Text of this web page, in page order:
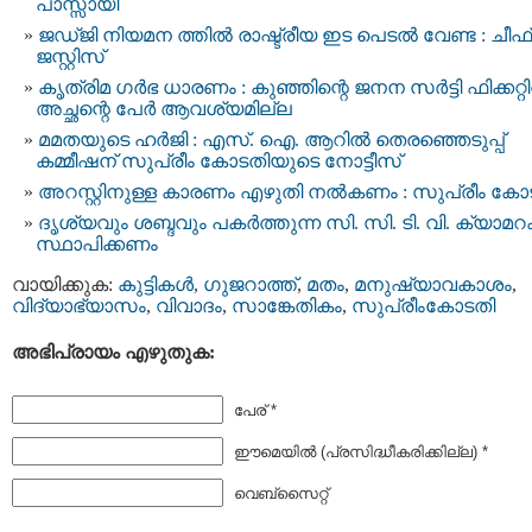
പാസ്സായി
ജഡ്ജി നിയമന ത്തില്‍ രാഷ്ട്രീയ ഇട പെടല്‍ വേണ്ട : ചീഫ്
ജസ്റ്റിസ്
കൃത്രിമ ഗര്‍ഭ ധാരണം : കുഞ്ഞിന്റെ ജനന സര്‍ട്ടി
അച്ഛന്റെ പേര്‍ ആവശ്യമില്ല
മമതയുടെ ഹർജി : എസ്. ഐ. ആറില്‍ തെരഞ്ഞെടുപ്പ്‌
കമ്മീഷന്‌ സുപ്രീം കോടതിയുടെ നോട്ടീസ്‌
അറസ്റ്റിനുള്ള കാരണം എഴുതി നൽകണം : സുപ്രീം
ദൃശ്യവും ശബ്ദവും പകര്‍ത്തുന്ന സി. സി. ടി. വി.
സ്ഥാപിക്കണം
വായിക്കുക: കുട്ടികള്‍, ഗുജറാത്ത്, മതം, മനുഷ്യാവകാശം,
വിദ്യാഭ്യാസം, വിവാദം, സാങ്കേതികം, സുപ്രീംകോടതി
അഭിപ്രായം എഴുതുക:
പേര് *
ഈമെയില്‍ (പ്രസിദ്ധീകരിക്കില്ല) *
വെബ്സൈറ്റ്